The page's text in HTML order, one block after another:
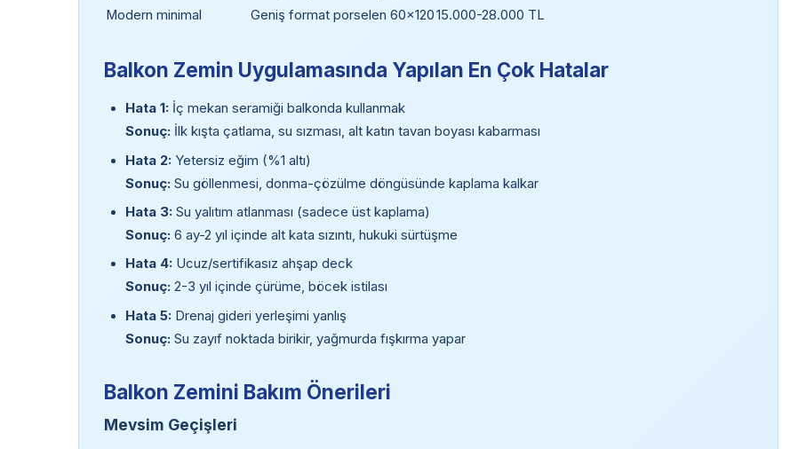
Modern minimal
Geniş format porselen 60×12015.000-28.000 TL
Balkon Zemin Uygulamasında Yapılan En Çok Hatalar
Hata 1: İç mekan seramiği balkonda kullanmak
Sonuç: İlk kışta çatlama, su sızması, alt katın tavan boyası kabarması
Hata 2: Yetersiz eğim (%1 altı)
Sonuç: Su göllenmesi, donma-çözülme döngüsünde kaplama kalkar
Hata 3: Su yalıtım atlanması (sadece üst kaplama)
Sonuç: 6 ay-2 yıl içinde alt kata sızıntı, hukuki sürtüşme
Hata 4: Ucuz/sertifikasız ahşap deck
Sonuç: 2-3 yıl içinde çürüme, böcek istilası
Hata 5: Drenaj gideri yerleşimi yanlış
Sonuç: Su zayıf noktada birikir, yağmurda fışkırma yapar
Balkon Zemini Bakım Önerileri
Mevsim Geçişleri